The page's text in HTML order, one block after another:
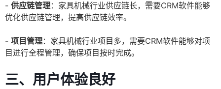
- 供应链管理：家具机械行业供应链长，需要CRM软件能够
优化供应链管理，提高供应链效率。
- 项目管理：家具机械行业项目多，需要CRM软件能够对项
目进行全程管理，确保项目按时完成。
三、用户体验良好